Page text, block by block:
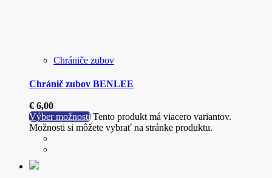
Chrániče zubov
Chránič zubov BENLEE
€ 6,00
Výber možností Tento produkt má viacero variantov.
Možnosti si môžete vybrať na stránke produktu.